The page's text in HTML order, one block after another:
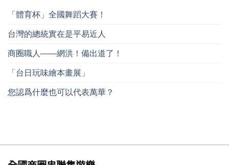
「體育杯」全國舞蹈大賽！
台灣的總統實在是平易近人
商圈職人——網洪！備出道了！
「台日玩味繪本畫展」
您認爲什麼也可以代表萬華？